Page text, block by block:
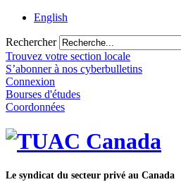
English
Rechercher
Trouvez votre section locale
S’abonner à nos cyberbulletins
Connexion
Bourses d'études
Coordonnées
Le syndicat du secteur privé au Canada